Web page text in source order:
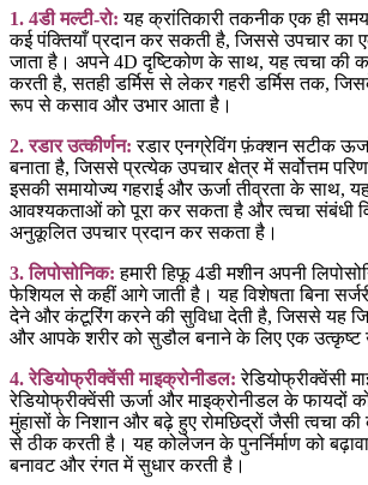
1. 4डी मल्टी-रो: यह क्रांतिकारी तकनीक एक ही
कई पंक्तियाँ प्रदान कर सकती है, जिससे उपचार का
जाता है। अपने 4D दृष्टिकोण के साथ, यह त्वचा की
करती है, सतही डर्मिस से लेकर गहरी डर्मिस तक,
रूप से कसाव और उभार आता है।
2. रडार उत्कीर्णन: रडार एनग्रेविंग फ़ंक्शन सटीक
बनाता है, जिससे प्रत्येक उपचार क्षेत्र में सर्वोत्तम
इसकी समायोज्य गहराई और ऊर्जा तीव्रता के साथ,
आवश्यकताओं को पूरा कर सकता है और त्वचा संबंधी
अनुकूलित उपचार प्रदान कर सकता है।
3. लिपोसोनिक: हमारी हिफू 4डी मशीन अपनी
फेशियल से कहीं आगे जाती है। यह विशेषता बिना
देने और कंटूरिंग करने की सुविधा देती है, जिससे यह
और आपके शरीर को सुडौल बनाने के लिए एक उत्कृष्ट
4. रेडियोफ्रीक्वेंसी माइक्रोनीडल: रेडियोफ्रीक्वेंसी
रेडियोफ्रीक्वेंसी ऊर्जा और माइक्रोनीडल के फायदों को
मुंहासों के निशान और बढ़े हुए रोमछिद्रों जैसी त्वचा की
से ठीक करती है। यह कोलेजन के पुनर्निर्माण को
बनावट और रंगत में सुधार करती है।